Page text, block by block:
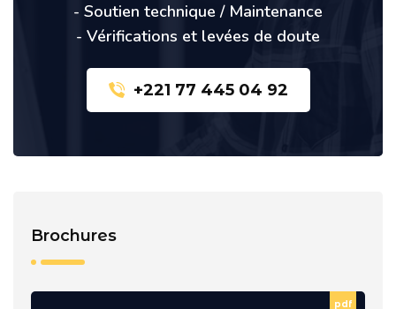
- Soutien technique / Maintenance
- Vérifications et levées de doute
+221 77 445 04 92
Brochures
pdf